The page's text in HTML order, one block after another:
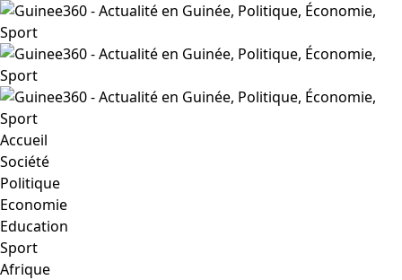
Accueil
Société
Politique
Economie
Education
Sport
Afrique